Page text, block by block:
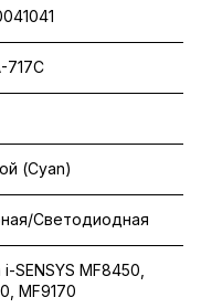
717C
(Cyan)
Светодиодная
SENSYS MF8450,
MF9170